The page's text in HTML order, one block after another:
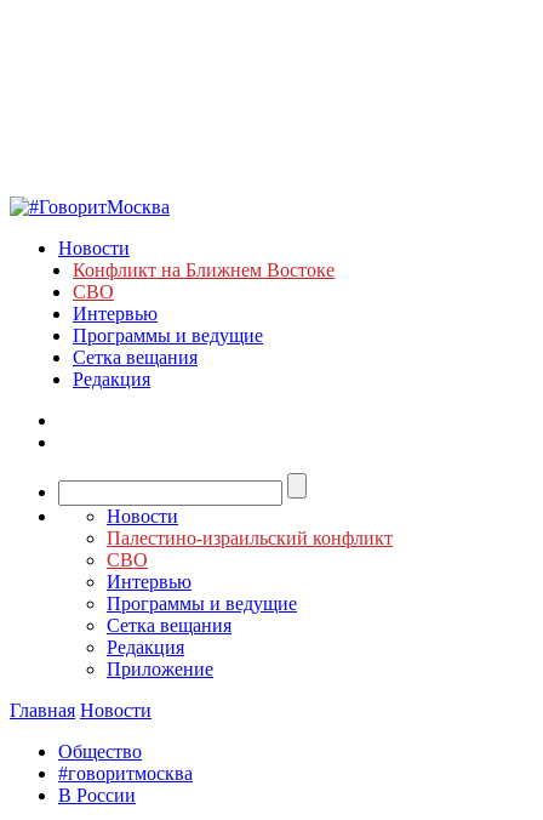
Новости
Конфликт на Ближнем Востоке
СВО
Интервью
Программы и ведущие
Сетка вещания
Редакция
Новости
Палестино-израильский конфликт
СВО
Интервью
Программы и ведущие
Сетка вещания
Редакция
Приложение
Главная Новости
Общество
#говоритмосква
В России